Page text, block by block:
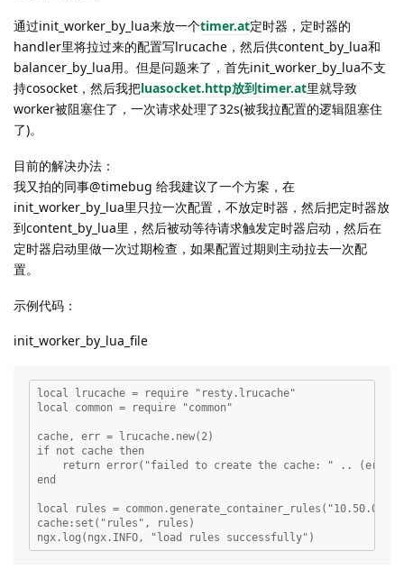
通过init_worker_by_lua来放一个timer.at定时器，定时器的
handler里将拉过来的配置写lrucache，然后供content_by_lua和
balancer_by_lua用。但是问题来了，首先init_worker_by_lua不支
持cosocket，然后我把luasocket.http放到timer.at里就导致
worker被阻塞住了，一次请求处理了32s(被我拉配置的逻辑阻塞住
了)。
目前的解决办法：
我又拍的同事@timebug 给我建议了一个方案，在
init_worker_by_lua里只拉一次配置，不放定时器，然后把定时器放
到content_by_lua里，然后被动等待请求触发定时器启动，然后在
定时器启动里做一次过期检查，如果配置过期则主动拉去一次配
置。
示例代码：
init_worker_by_lua_file
local lrucache = require "resty.lrucache"
local common = require "common"
cache, err = lrucache.new(2)
if not cache then
return error("failed to create the cache: " .. (err
end
local rules =
cache:set("rules", rules)